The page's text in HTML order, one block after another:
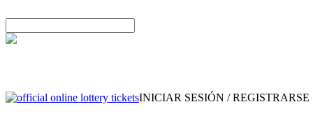
INICIAR SESIÓN / REGISTRARSE